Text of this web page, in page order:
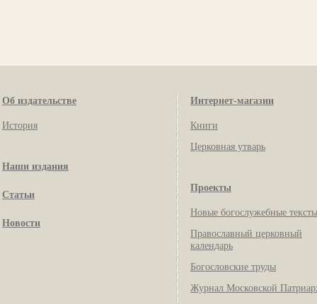
Об издательстве
История
Наши издания
Статьи
Новости
Интернет-магазин
Книги
Церковная утварь
Проекты
Новые богослужебные тексты
Православный церковный
календарь
Богословские труды
Журнал Московской